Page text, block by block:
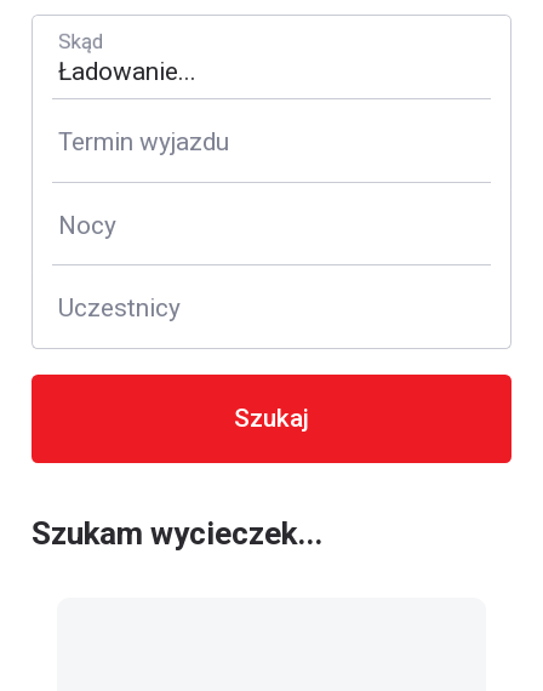
Skąd
Termin wyjazdu
Nocy
Uczestnicy
Szukaj
Szukam wycieczek...